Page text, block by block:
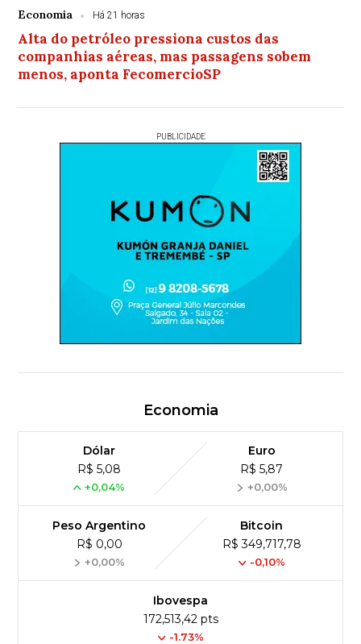
Economia Há 21 horas
Alta do petróleo pressiona custos das
companhias aéreas, mas passagens sobem
menos, aponta FecomercioSP
PUBLICIDADE
Economia
Dólar
R$ 5,08
+0,04%
Euro
R$ 5,87
+0,00%
Peso Argentino
R$ 0,00
+0,00%
Bitcoin
R$ 349,717,78
-0,10%
Ibovespa
172,513,42 pts
-1.73%